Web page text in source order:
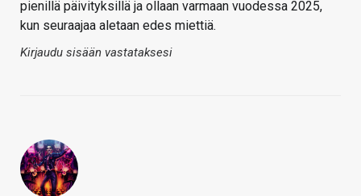
pienillä päivityksillä ja ollaan varmaan vuodessa 2025,
kun seuraajaa aletaan edes miettiä.
Kirjaudu sisään vastataksesi